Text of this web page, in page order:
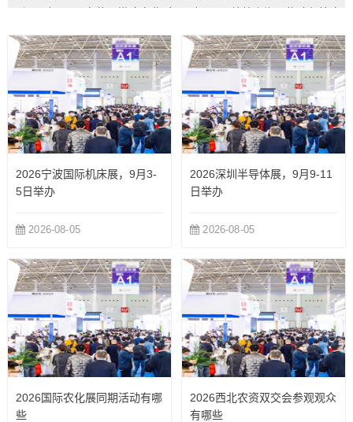
接核心枢...
业全链条...
2026宁波国际机床展，9月3-
5日举办
2026-08-05
2026深圳半导体展，9月9-11
日举办
2026-08-05
2026国际农化展同期活动有哪
些
2026西北农资双交会参观观众
有哪些